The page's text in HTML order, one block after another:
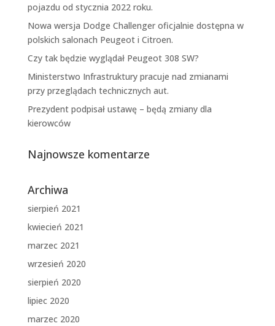
pojazdu od stycznia 2022 roku.
Nowa wersja Dodge Challenger oficjalnie dostępna w
polskich salonach Peugeot i Citroen.
Czy tak będzie wyglądał Peugeot 308 SW?
Ministerstwo Infrastruktury pracuje nad zmianami
przy przeglądach technicznych aut.
Prezydent podpisał ustawę – będą zmiany dla
kierowców
Najnowsze komentarze
Archiwa
sierpień 2021
kwiecień 2021
marzec 2021
wrzesień 2020
sierpień 2020
lipiec 2020
marzec 2020